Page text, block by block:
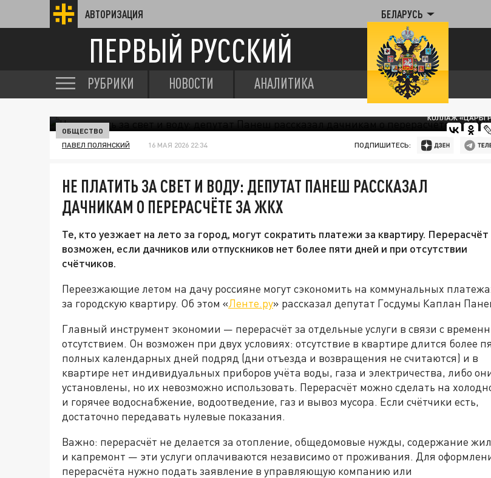
АВТОРИЗАЦИЯ БЕЛАРУСЬ
ПЕРВЫЙ РУССКИЙ
РУБРИКИ НОВОСТИ АНАЛИТИКА
КОЛЛАЖ
ОБЩЕСТВО
ПАВЕЛ ПОЛЯНСКИЙ 16 МАЯ 2026 22:34 ПОДПИШИТЕСЬ:
НЕ ПЛАТИТЬ ЗА СВЕТ И ВОДУ: ДЕПУТАТ ПАНЕШ РАССКАЗАЛ
ДАЧНИКАМ О ПЕРЕРАСЧЁТЕ ЗА ЖКХ
Те, кто уезжает на лето за город, могут сократить платежи за квартиру. Перерасчёт
возможен, если дачников или отпускников нет более пяти дней и при отсутствии
счётчиков.
Переезжающие летом на дачу россияне могут сэкономить на коммунальных
за городскую квартиру. Об этом «Ленте.ру» рассказал депутат Госдумы Каплан
Главный инструмент экономии — перерасчёт за отдельные услуги в связи с
отсутствием. Он возможен при двух условиях: отсутствие в квартире длится более
полных календарных дней подряд (дни отъезда и возвращения не считаются) и в
квартире нет индивидуальных приборов учёта воды, газа и электричества, либо
установлены, но их невозможно использовать. Перерасчёт можно сделать на
и горячее водоснабжение, водоотведение, газ и вывоз мусора. Если счётчики есть,
достаточно передавать нулевые показания.
Важно: перерасчёт не делается за отопление, общедомовые нужды, содержание
и капремонт — эти услуги оплачиваются независимо от проживания. Для
перерасчёта нужно подать заявление в управляющую компанию или